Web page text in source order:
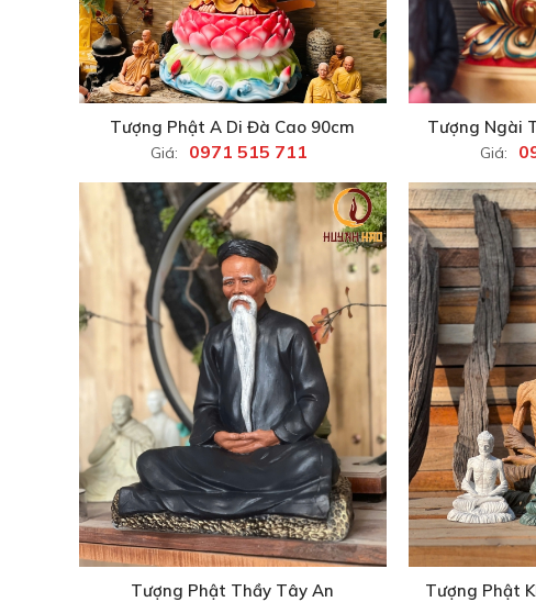
Tượng Phật A Di Đà Cao 90cm
Giá: 0971 515 711
Tượng Ngài
Giá:
Tượng Phật Thầy Tây An Tượng Phật